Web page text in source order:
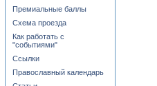
Премиальные баллы
Схема проезда
Как работать с
"событиями"
Ссылки
Православный календарь